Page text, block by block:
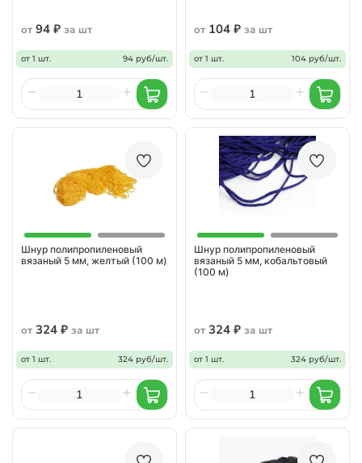
от 94 ₽ за шт
от 1 шт. 94 руб/шт.
от 104 ₽ за шт
от 1 шт. 104 руб/шт.
Шнур полипропиленовый
вязаный 5 мм, желтый (100 м)
от 324 ₽ за шт
от 1 шт. 324 руб/шт.
Шнур полипропиленовый
вязаный 5 мм, кобальтовый
(100 м)
от 324 ₽ за шт
от 1 шт. 324 руб/шт.